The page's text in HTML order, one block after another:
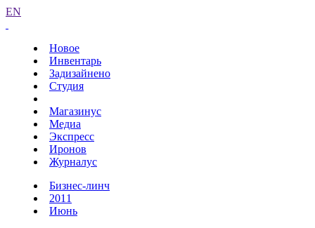
EN
Новое
Инвентарь
Задизайнено
Студия
Магазинус
Медиа
Экспресс
Иронов
Журналус
Бизнес-линч
2011
Июнь